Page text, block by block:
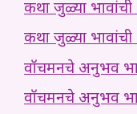
कथा जुळ्या
कथा जुळ्या
वॉचमनचे अनुभव
वॉचमनचे अनुभव